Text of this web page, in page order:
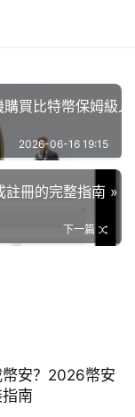
買比特幣保姆級入
2026-06-16 19:15
註冊的完整指南 »
下一篇
安？2026幣安
南